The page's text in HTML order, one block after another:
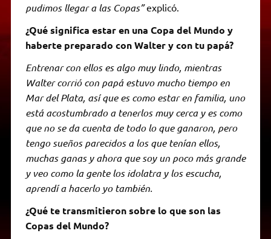
pudimos llegar a las Copas”explicó.
¿Qué significa estar en una Copa del Mundo y
haberte preparado con Walter y con tu papá?
Entrenar con ellos es algo muy lindo, mientras
Walter corrió con papá estuvo mucho tiempo en
Mar del Plata, así que es como estar en familia, uno
está acostumbrado a tenerlos muy cerca y es como
que no se da cuenta de todo lo que ganaron, pero
tengo sueños parecidos a los que tenían ellos,
muchas ganas y ahora que soy un poco más grande
y veo como la gente los idolatra y los escucha,
aprendí a hacerlo yo también.
¿Qué te transmitieron sobre lo que son las
Copas del Mundo?